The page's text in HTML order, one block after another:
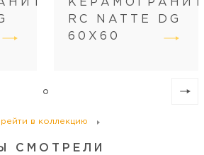
31,1
43,2
в коллекцию
КЕРАМОГРАНИТ
RC NATTE DG
60Х60
СМОТРЕЛИ